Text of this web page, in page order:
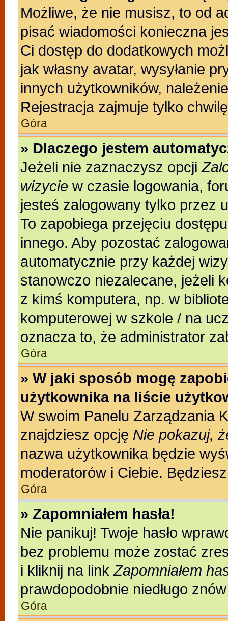
Możliwe, że nie musisz, to od
pisać wiadomości konieczna
Ci dostęp do dodatkowych
jak własny avatar, wysyłanie
innych użytkowników,
Rejestracja zajmuje tylko
Góra
» Dlaczego jestem
Jeżeli nie zaznaczysz opcji
wizycie w czasie logowania,
jesteś zalogowany tylko przez
To zapobiega przejęciu
innego. Aby pozostać
automatycznie przy każdej
stanowczo niezalecane, jeżeli
z kimś komputera, np. w
komputerowej w szkole / na
oznacza to, że administrator
Góra
» W jaki sposób mogę
użytkownika na liście
W swoim Panelu Zarządzania
znajdziesz opcję Nie pokazuj,
nazwa użytkownika będzie
moderatorów i Ciebie.
Góra
» Zapomniałem hasła!
Nie panikuj! Twoje hasło
bez problemu może zostać
i kliknij na linkZapomniałem
prawdopodobnie niedługo
Góra